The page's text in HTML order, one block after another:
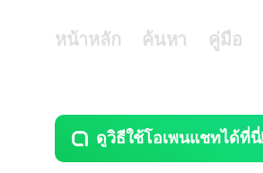
หน้าหลัก ค้นหา คู่มือ
ดูวิธีใช้โอเพนแชทได้ที่นี่